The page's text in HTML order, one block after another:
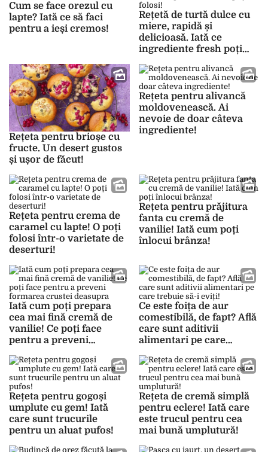
Cum se face orezul cu
lapte? Iată ce să faci
pentru a ieși cremos!
Rețetă de turtă dulce cu
miere, rapidă și
delicioasă. Iată ce
ingrediente fresh poți
Rețeta pentru brioșe cu
fructe. Un desert gustos
și ușor de făcut!
Rețeta pentru alivancă
moldovenească. Ai
nevoie de doar câteva
ingrediente!
Rețeta pentru crema de
caramel cu lapte! O poți
folosi într-o varietate de
deserturi!
Rețeta pentru prăjitura
fanta cu cremă de
vanilie! Iată cum poți
înlocui brânza!
Iată cum poți prepara
cea mai fină cremă de
vanilie! Ce poți face
pentru a preveni
deasupra
Ce este foița de aur
comestibilă, de fapt? Află
care sunt aditivii
alimentari pe care
Rețeta pentru gogoși
umplute cu gem! Iată
care sunt trucurile
pentru un aluat pufos!
Rețeta de cremă simplă
pentru eclere! Iată care
este trucul pentru cea
mai bună umplutură!